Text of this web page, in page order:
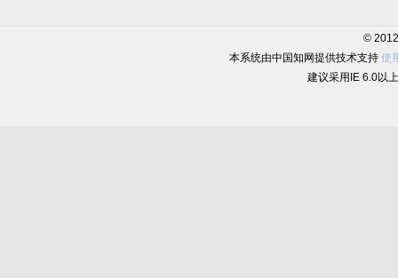
©
本系统由中国知网提供技术支持 使
建议采用IE 6.0以